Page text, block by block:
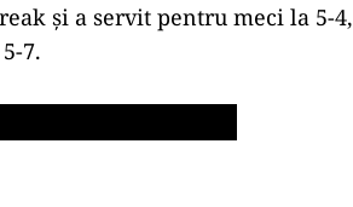
şi a servit pentru meci la 5-4,
7.